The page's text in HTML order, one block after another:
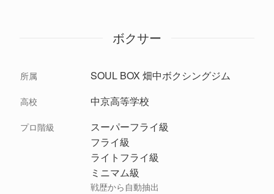
ボクサー
所属 SOUL BOX 畑中ボクシングジム
高校 中京高等学校
プロ階級
スーパーフライ級
フライ級
ライトフライ級
ミニマム級
戦歴から自動抽出